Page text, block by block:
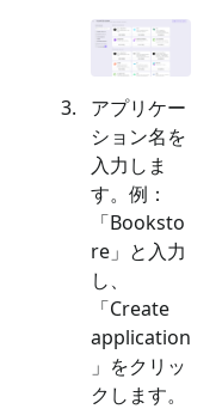
アプリケー
ション名を
入力しま
す。例：
「Booksto
re」と入力
し、
「Create
application
」をクリッ
クします。